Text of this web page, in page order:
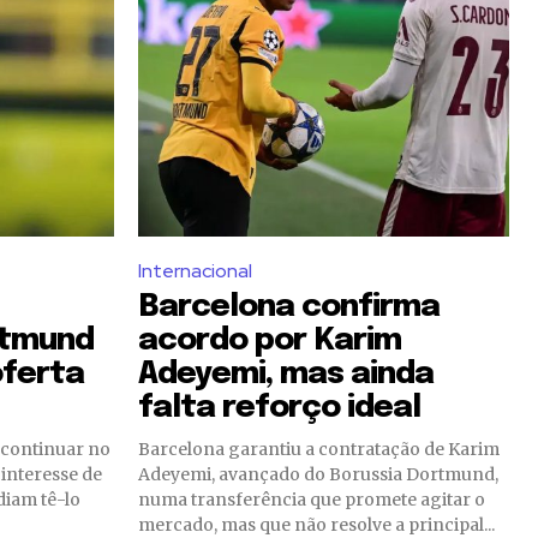
continuar no
de
tê-lo
Internacional
Barcelona confirma
acordo por Karim
Adeyemi, mas ainda
falta reforço ideal
Barcelona garantiu a contratação de Karim
Adeyemi, avançado do Borussia Dortmund,
numa transferência que promete agitar o
mercado, mas que não resolve a principal...